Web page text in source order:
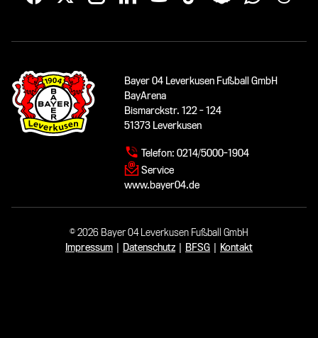
Bayer 04 Leverkusen Fußball GmbH
BayArena
Bismarckstr. 122 - 124
51373 Leverkusen
Telefon: 0214/5000-1904
Service
www.bayer04.de
© 2026 Bayer 04 Leverkusen Fußball GmbH
Impressum
Datenschutz BFSG Kontakt